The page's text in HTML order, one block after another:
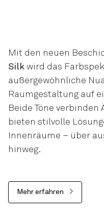
Mit den neuen
Silk wird das
außergewöhnliche
Raumgestaltung auf
Beide Töne
bieten stilvolle
Innenräume – über
hinweg.
Mehr erfahren